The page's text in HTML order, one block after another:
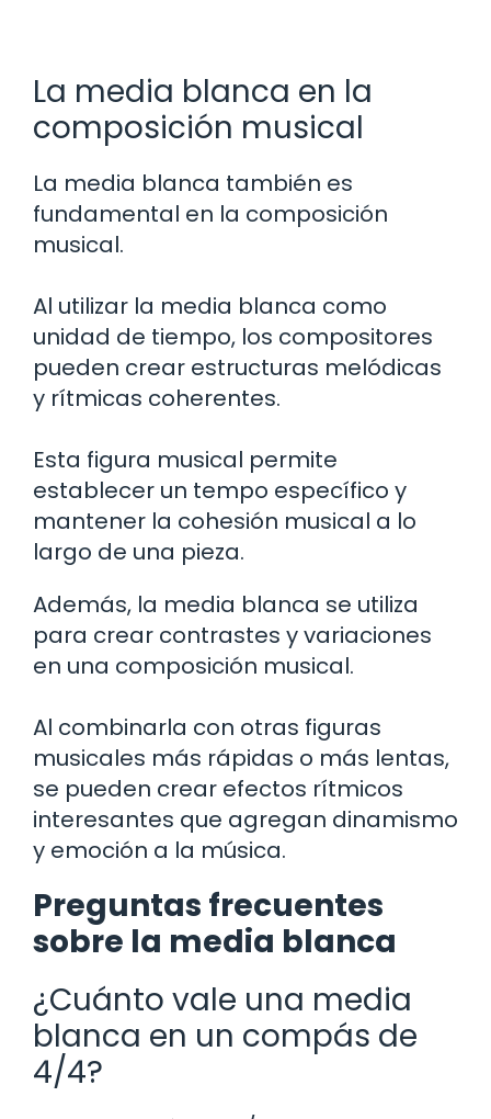
La media blanca en la
composición musical
La media blanca también es
fundamental en la composición
musical.
Al utilizar la media blanca como
unidad de tiempo, los compositores
pueden crear estructuras melódicas
y rítmicas coherentes.
Esta figura musical permite
establecer un tempo específico y
mantener la cohesión musical a lo
largo de una pieza.
Además, la media blanca se utiliza
para crear contrastes y variaciones
en una composición musical.
Al combinarla con otras figuras
musicales más rápidas o más lentas,
se pueden crear efectos rítmicos
interesantes que agregan dinamismo
y emoción a la música.
Preguntas frecuentes
sobre la media blanca
¿Cuánto vale una media
blanca en un compás de
4/4?